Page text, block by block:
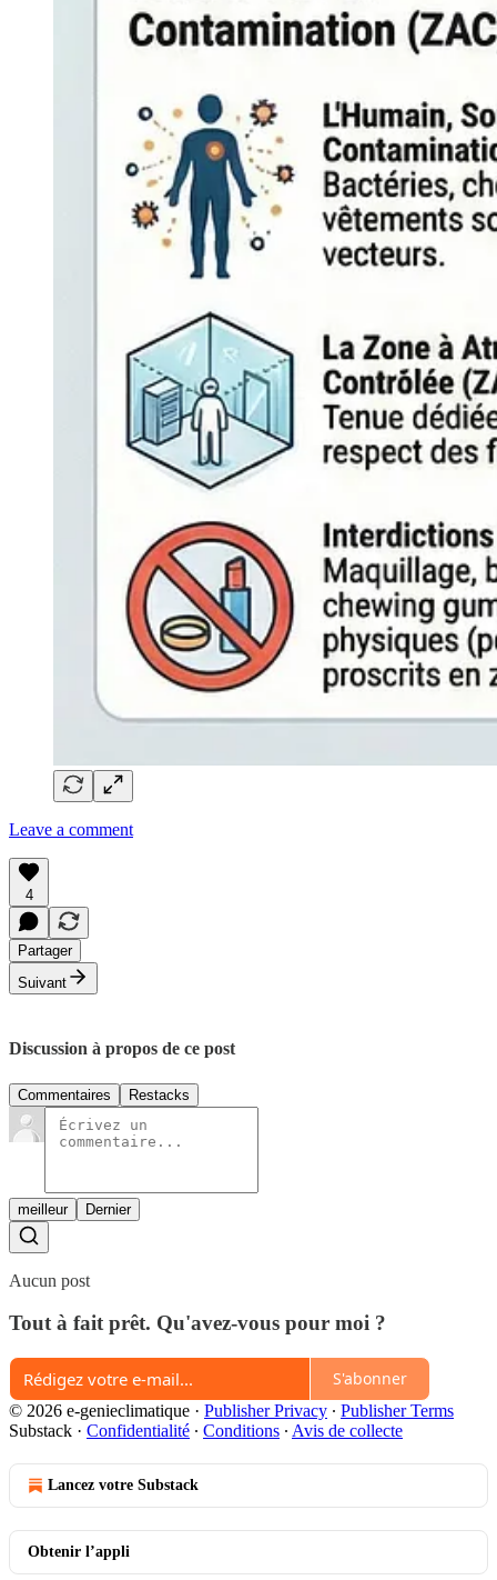
Leave a comment
4
Partager
Suivant
Discussion à propos de ce post
Commentaires Restacks
meilleur Dernier
Aucun post
Tout à fait prêt. Qu'avez-vous pour moi ?
S'abonner
© 2026 e-genieclimatique · Publisher Privacy ∙ Publisher Terms
Substack · Confidentialité ∙ Conditions ∙ Avis de collecte
Lancez votre Substack
Obtenir l’appli